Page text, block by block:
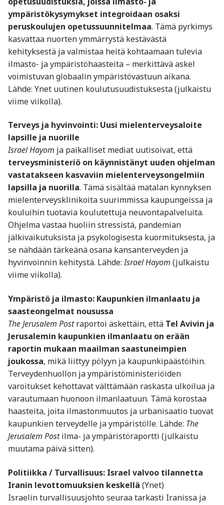
ympäristökysymykset integroidaan osaksi
peruskoulujen opetussuunnitelmaa. Tämä pyrkimys
kasvattaa nuorten ymmärrystä kestävästä
kehityksestä ja valmistaa heitä kohtaamaan tulevia
ilmasto- ja ympäristöhaasteita – merkittävä askel
voimistuvan globaalin ympäristövastuun aikana.
Lähde: Ynet uutinen koulutusuudistuksesta (julkaistu
viime viikolla).
Terveys ja hyvinvointi: Uusi mielenterveysaloite
lapsille ja nuorille
Israel Hayom ja paikalliset mediat uutisoivat, että
terveysministeriö on käynnistänyt uuden ohjelman
vastatakseen kasvaviin mielenterveysongelmiin
lapsilla ja nuorilla. Tämä sisältää matalan kynnyksen
mielenterveysklinikoita suurimmissa kaupungeissa ja
kouluihin tuotavia koulutettuja neuvontapalveluita.
Ohjelma vastaa huoliin stressistä, pandemian
jälkivaikutuksista ja psykologisesta kuormituksesta, ja
se nähdään tärkeänä osana kansanterveyden ja
hyvinvoinnin kehitystä. Lähde:Israel Hayom (julkaistu
viime viikolla).
Ympäristö ja ilmasto: Kaupunkien ilmanlaatu ja
saasteongelmat nousussa
The Jerusalem Postraportoi äskettäin, että Tel Avivin ja
Jerusalemin kaupunkien ilmanlaatu on erään
raportin mukaan maailman saastuneimpien
joukossa, mikä liittyy pölyyn ja kaupunkipäästöihin.
Terveydenhuollon ja ympäristöministeriöiden
varoitukset kehottavat välttämään raskasta ulkoilua ja
varautumaan huonoon ilmanlaatuun. Tämä korostaa
haasteita, joita ilmastonmuutos ja urbanisaatio tuovat
kaupunkien terveydelle ja ympäristölle. Lähde: The
Jerusalem Postilma- ja ympäristöraportti (julkaistu
muutama päivä sitten).
Politiikka / Turvallisuus: Israel valvoo tilannetta
Iranin levottomuuksien keskellä (Ynet)
Israelin turvallisuusjohto seuraa tarkasti Iranissa ja